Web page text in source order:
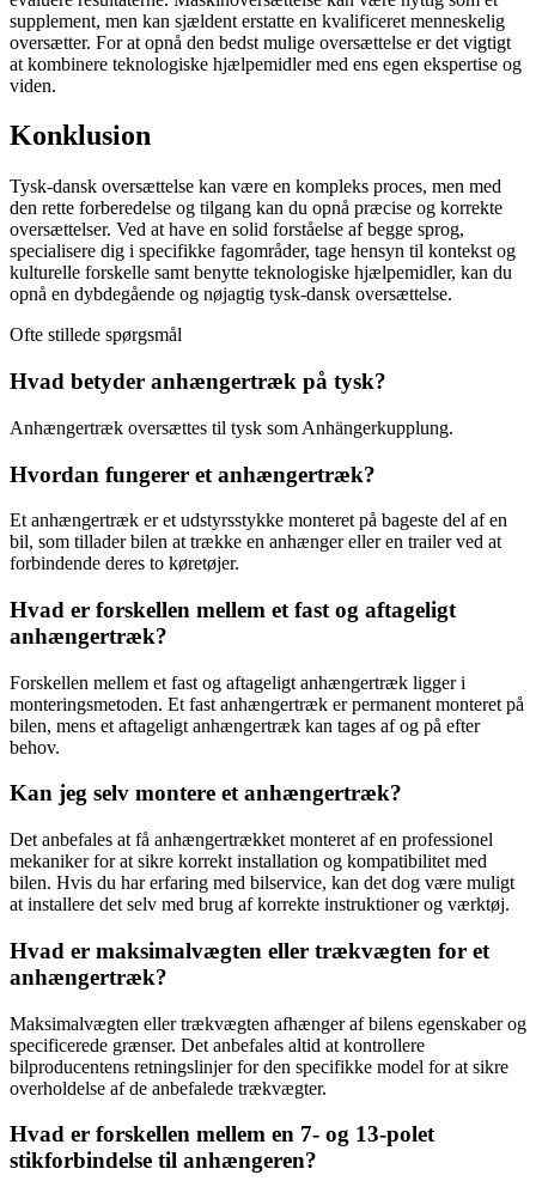
supplement, men kan sjældent erstatte en kvalificeret menneskelig
oversætter. For at opnå den bedst mulige oversættelse er det vigtigt
at kombinere teknologiske hjælpemidler med ens egen ekspertise og
viden.
Konklusion
Tysk-dansk oversættelse kan være en kompleks proces, men med
den rette forberedelse og tilgang kan du opnå præcise og korrekte
oversættelser. Ved at have en solid forståelse af begge sprog,
specialisere dig i specifikke fagområder, tage hensyn til kontekst og
kulturelle forskelle samt benytte teknologiske hjælpemidler, kan du
opnå en dybdegående og nøjagtig tysk-dansk oversættelse.
Ofte stillede spørgsmål
Hvad betyder anhængertræk på tysk?
Anhængertræk oversættes til tysk som Anhängerkupplung.
Hvordan fungerer et anhængertræk?
Et anhængertræk er et udstyrsstykke monteret på bageste del af en
bil, som tillader bilen at trække en anhænger eller en trailer ved at
forbindende deres to køretøjer.
Hvad er forskellen mellem et fast og aftageligt
anhængertræk?
Forskellen mellem et fast og aftageligt anhængertræk ligger i
monteringsmetoden. Et fast anhængertræk er permanent monteret på
bilen, mens et aftageligt anhængertræk kan tages af og på efter
behov.
Kan jeg selv montere et anhængertræk?
Det anbefales at få anhængertrækket monteret af en professionel
mekaniker for at sikre korrekt installation og kompatibilitet med
bilen. Hvis du har erfaring med bilservice, kan det dog være muligt
at installere det selv med brug af korrekte instruktioner og værktøj.
Hvad er maksimalvægten eller trækvægten for et
anhængertræk?
Maksimalvægten eller trækvægten afhænger af bilens egenskaber og
specificerede grænser. Det anbefales altid at kontrollere
bilproducentens retningslinjer for den specifikke model for at sikre
overholdelse af de anbefalede trækvægter.
Hvad er forskellen mellem en 7- og 13-polet
stikforbindelse til anhængeren?